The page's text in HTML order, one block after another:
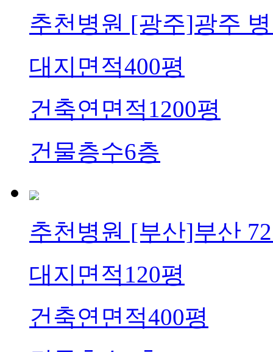
추천병원 [광주]광주
대지면적400평
건축연면적 1200평
건물층수6층
추천병원 [부산]부산
대지면적 120평
건축연면적400평